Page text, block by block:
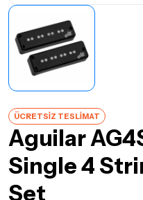
ÜCRETSİZ TESLİMAT
Aguilar
Single 4
Set